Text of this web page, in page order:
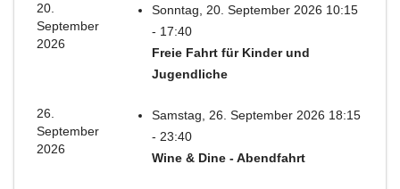
20.
September
2026
Sonntag, 20. September 2026 10:15
- 17:40
Freie Fahrt für Kinder und
Jugendliche
26.
September
2026
Samstag, 26. September 2026 18:15
- 23:40
Wine & Dine - Abendfahrt